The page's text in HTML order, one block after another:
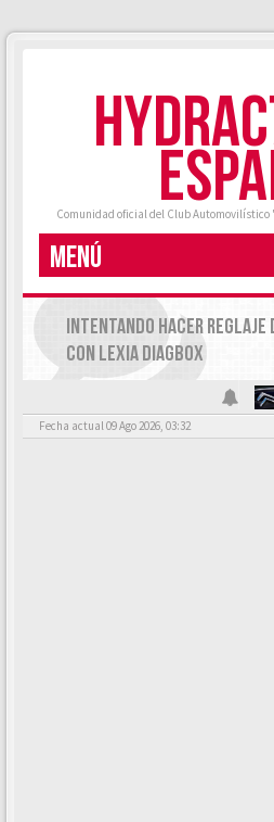
Comunidad oficial del Club
MENÚ
INTENTANDO HACER
CON LEXIA DIAGBOX
Fecha actual 09 Ago 2026, 03:32